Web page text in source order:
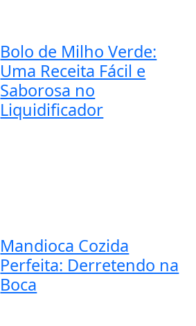
Bolo de Milho Verde:
Uma Receita Fácil e
Saborosa no
Liquidificador
Mandioca Cozida
Perfeita: Derretendo na
Boca